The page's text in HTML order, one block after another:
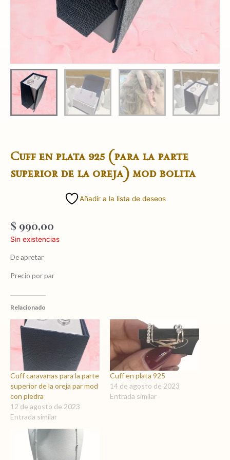
Cuff en plata 925 (para la parte
superior de la oreja) mod bolita
Añadir a la lista de deseos
$ 990,00
Sin existencias
De apretar
Precio por par
Relacionado
Cuff caravanas para la parte
superior de la oreja par mod
con piedra
12 de agosto de 2023
Entrada similar
Cuff en plata 925
14 de agosto de 2023
Entrada similar